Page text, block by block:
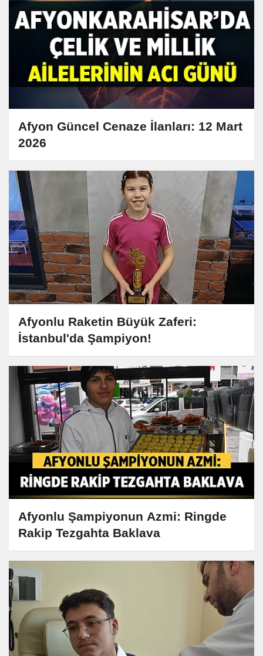
Afyon Güncel Cenaze İlanları: 12 Mart
2026
Afyonlu Raketin Büyük Zaferi:
İstanbul'da Şampiyon!
Afyonlu Şampiyonun Azmi: Ringde
Rakip Tezgahta Baklava